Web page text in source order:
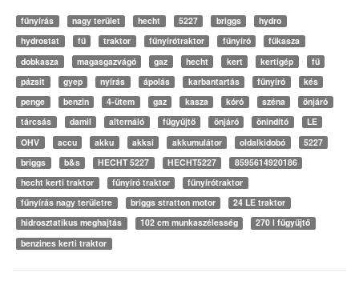
fűnyírás nagy terület hecht 5227 briggs
hydro
hydrostat
fű traktor fűnyírótraktor fűnyíró
fűkasza
dobkasza
magasgazvágó gaz hecht kert kertigép
fű
pázsit
gyep nyírás ápolás karbantartás fűnyíró
kés
penge
benzin 4-ütem gaz kasza kóró széna
önjáró
tárcsás
damil alternáló fűgyűjtő önjáró önindító
LE
OHV
accu akku akksi akkumulátor oldalkidobó
5227
briggs
b&s HECHT 5227 HECHT5227
8595614920186
hecht kerti traktor
fűnyíró traktor
fűnyírótraktor
fűnyírás nagy területre
briggs stratton motor
24 LE traktor
hidrosztatikus meghajtás
102 cm munkaszélesség
270 l fűgyűjtő
benzines kerti traktor